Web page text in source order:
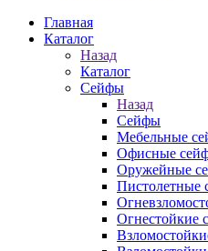
Главная
Каталог
Назад
Каталог
Сейфы
Назад
Сейфы
Мебельные
Офисные
Оружейные
Пистолетные
Огнестойкие